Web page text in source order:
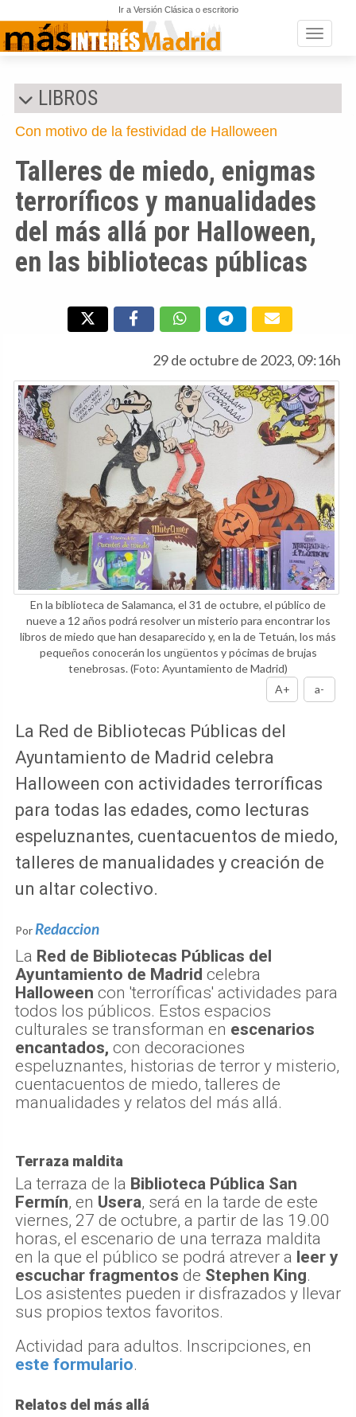
Ir a Versión Clásica o escritorio
Toggle
LIBROS
Con motivo de la festividad de Halloween
Talleres de miedo, enigmas
terroríficos y manualidades
del más allá por Halloween,
en las bibliotecas públicas
29 de octubre de 2023, 09:16h
En la biblioteca de Salamanca, el 31 de octubre, el público de
nueve a 12 años podrá resolver un misterio para encontrar los
libros de miedo que han desaparecido y, en la de Tetuán, los más
pequeños conocerán los ungüentos y pócimas de brujas
tenebrosas.(Foto: Ayuntamiento de Madrid)
A+
a-
La Red de Bibliotecas Públicas del
Ayuntamiento de Madrid celebra
Halloween con actividades terroríficas
para todas las edades, como lecturas
espeluznantes, cuentacuentos de miedo,
talleres de manualidades y creación de
un altar colectivo.
Por Redaccion
La Red de Bibliotecas Públicas del
Ayuntamiento de Madrid celebra
Halloween con 'terroríficas' actividades para
todos los públicos. Estos espacios
culturales se transforman en escenarios
encantados, con decoraciones
espeluznantes, historias de terror y misterio,
cuentacuentos de miedo, talleres de
manualidades y relatos del más allá.
Terraza maldita
La terraza de la Biblioteca Pública San
Fermín, en Usera, será en la tarde de este
viernes, 27 de octubre, a partir de las 19.00
horas, el escenario de una terraza maldita
en la que el público se podrá atrever a leer y
escuchar fragmentos de Stephen King.
Los asistentes pueden ir disfrazados y llevar
sus propios textos favoritos.
Actividad para adultos. Inscripciones, en
este formulario.
Relatos del más allá